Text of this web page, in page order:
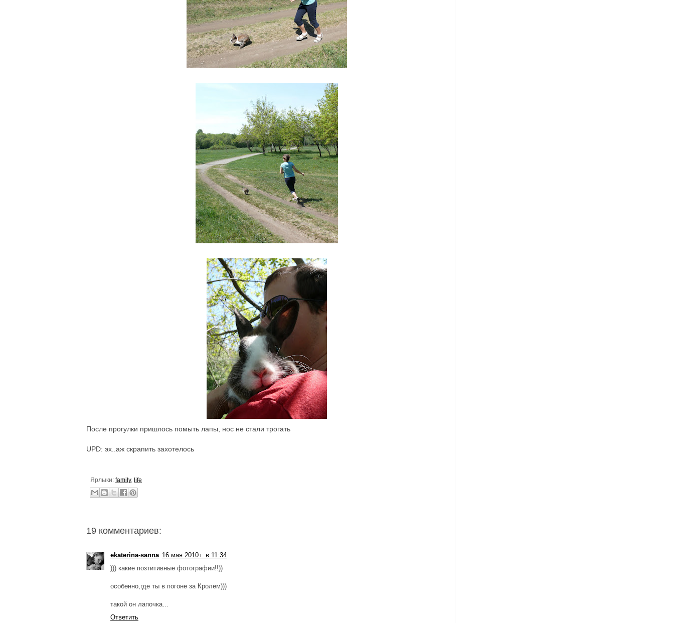
После прогулки пришлось помыть лапы, нос не стали трогать
UPD: эх..аж скрапить захотелось
Ярлыки: family, life
19 комментариев:
ekaterina-sanna 16 мая 2010 г. в 11:34
))) какие позтитивные фотографии!!))
особенно,где ты в погоне за Кролем)))
такой он лапочка...
Ответить